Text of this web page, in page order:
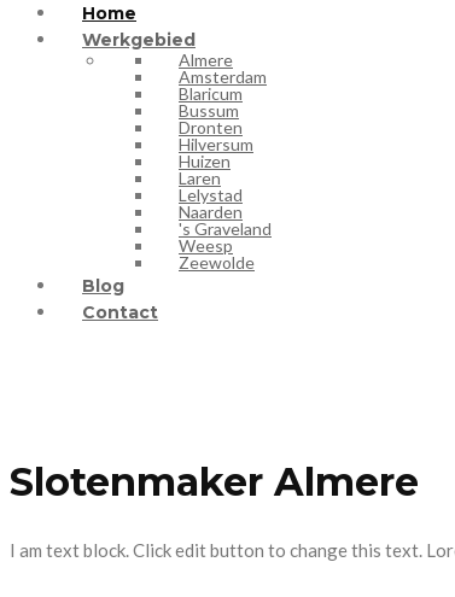
Home
Werkgebied
Almere
Amsterdam
Blaricum
Bussum
Dronten
Hilversum
Huizen
Laren
Lelystad
Naarden
's Graveland
Weesp
Zeewolde
Blog
Contact
Slotenmaker Almere
I am text block. Click edit button to change this text.